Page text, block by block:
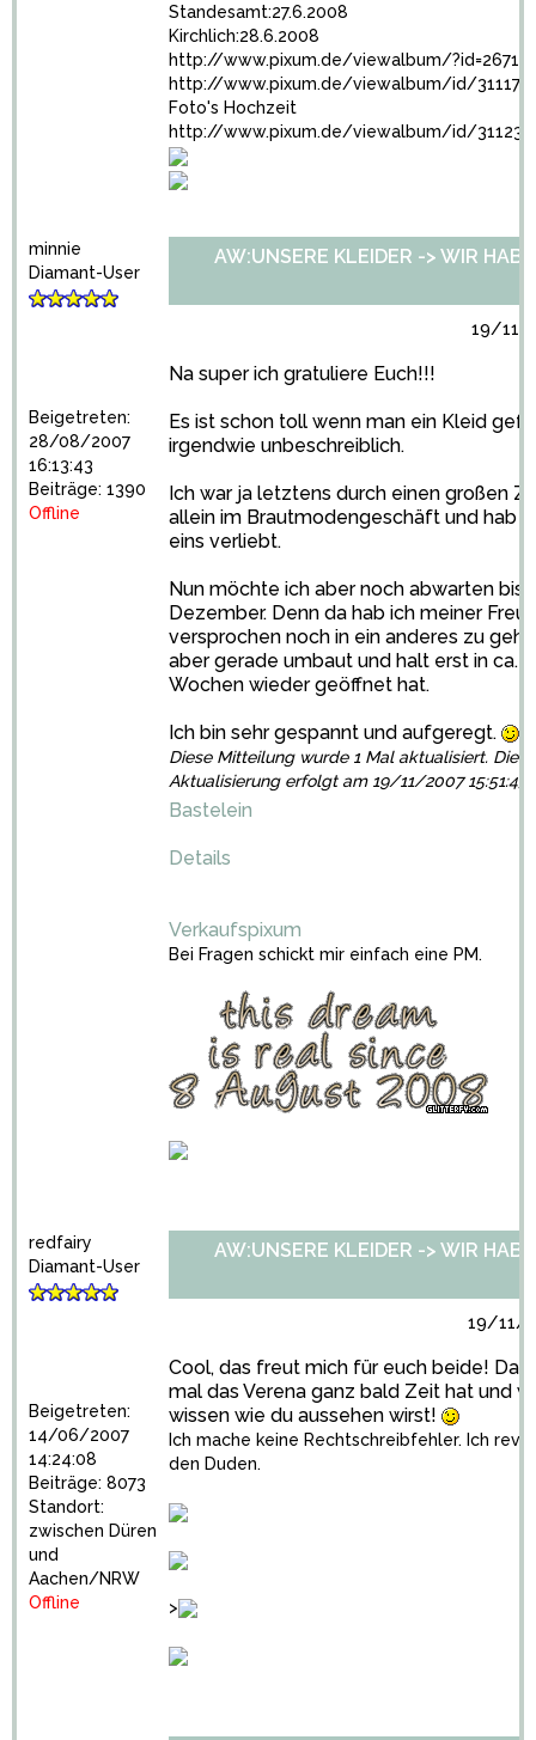
Standesamt:27.6.2008
Kirchlich:28.6.2008
http://www.pixum.de/viewalbum/
http://www.pixum.de/viewalbum/id/
Foto's Hochzeit
http://www.pixum.de/viewalbum/id/
minnie
Diamant-User
Beigetreten:
28/08/2007
16:13:43
Beiträge: 1390
Offline
AW:UNSERE KLEIDER -> WIR
19/11/
Na super ich gratuliere Euch!!!
Es ist schon toll wenn man ein Kleid
irgendwie unbeschreiblich.
Ich war ja letztens durch einen großen
allein im Brautmodengeschäft und hab
eins verliebt.
Nun möchte ich aber noch abwarten bis
Dezember. Denn da hab ich meiner
versprochen noch in ein anderes zu
aber gerade umbaut und halt erst in ca.
Wochen wieder geöffnet hat.
Ich bin sehr gespannt und aufgeregt.
Diese Mitteilung wurde 1 Mal aktualisiert. Die
Aktualisierung erfolgt am 19/11/2007 15:51:43
Bastelein
Details
Verkaufspixum
Bei Fragen schickt mir einfach eine PM.
redfairy
Diamant-User
Beigetreten:
14/06/2007
14:24:08
Beiträge: 8073
Standort:
zwischen Düren
und
Aachen/NRW
Offline
AW:UNSERE KLEIDER -> WIR
19/11/
Cool, das freut mich für euch beide!
mal das Verena ganz bald Zeit hat und
wissen wie du aussehen wirst!
Ich mache keine Rechtschreibfehler. Ich
den Duden.
>